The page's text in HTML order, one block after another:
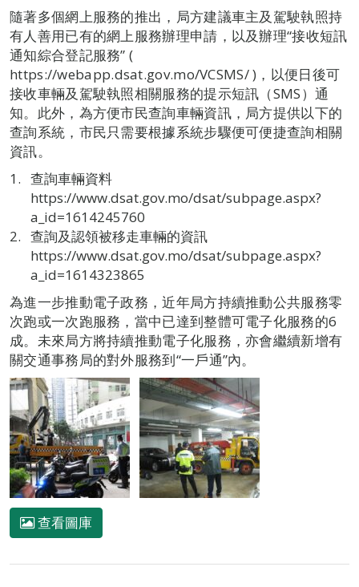
隨著多個網上服務的推出，局方建議車主及駕駛執照持
有人善用已有的網上服務辦理申請，以及辦理“接收短訊
通知綜合登記服務” (
https://webapp.dsat.gov.mo/VCSMS/ )，以便日後可
接收車輛及駕駛執照相關服務的提示短訊（SMS）通
知。此外，為方便市民查詢車輛資訊，局方提供以下的
查詢系統，市民只需要根據系統步驟便可便捷查詢相關
資訊。
查詢車輛資料
https://www.dsat.gov.mo/dsat/subpage.aspx?
a_id=1614245760
查詢及認領被移走車輛的資訊
https://www.dsat.gov.mo/dsat/subpage.aspx?
a_id=1614323865
為進一步推動電子政務，近年局方持續推動公共服務零
次跑或一次跑服務，當中已達到整體可電子化服務的6
成。未來局方將持續推動電子化服務，亦會繼續新增有
關交通事務局的對外服務到“一戶通”內。
查看圖庫